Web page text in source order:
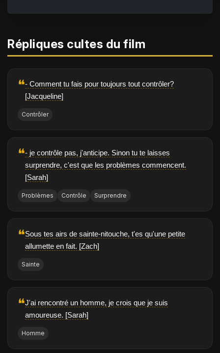
Répliques cultes du film
❝- Comment tu fais pour toujours tout contrôler?
[Jacqueline]
Contrôler
❝- je contrôle pas, j'anticipe. Sinon tu te laisses
surprendre, c'est que les problèmes commencent.
[Sarah]
Problèmes Contrôle Surprendre
❝Sous tes airs de sainte-nitouche, t'es qu'une petite
allumette en fait. [Zach]
Sainte
❝J'ai rencontré un homme, je crois que je suis
amoureuse. [Sarah]
Homme